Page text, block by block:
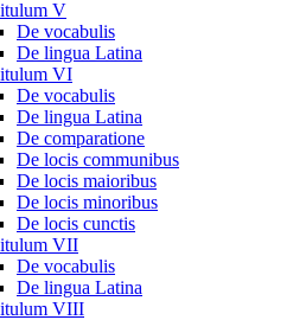
V
De vocabulis
De lingua Latina
VI
De vocabulis
De lingua Latina
De comparatione
De locis communibus
De locis maioribus
De locis minoribus
De locis cunctis
VII
De vocabulis
De lingua Latina
VIII